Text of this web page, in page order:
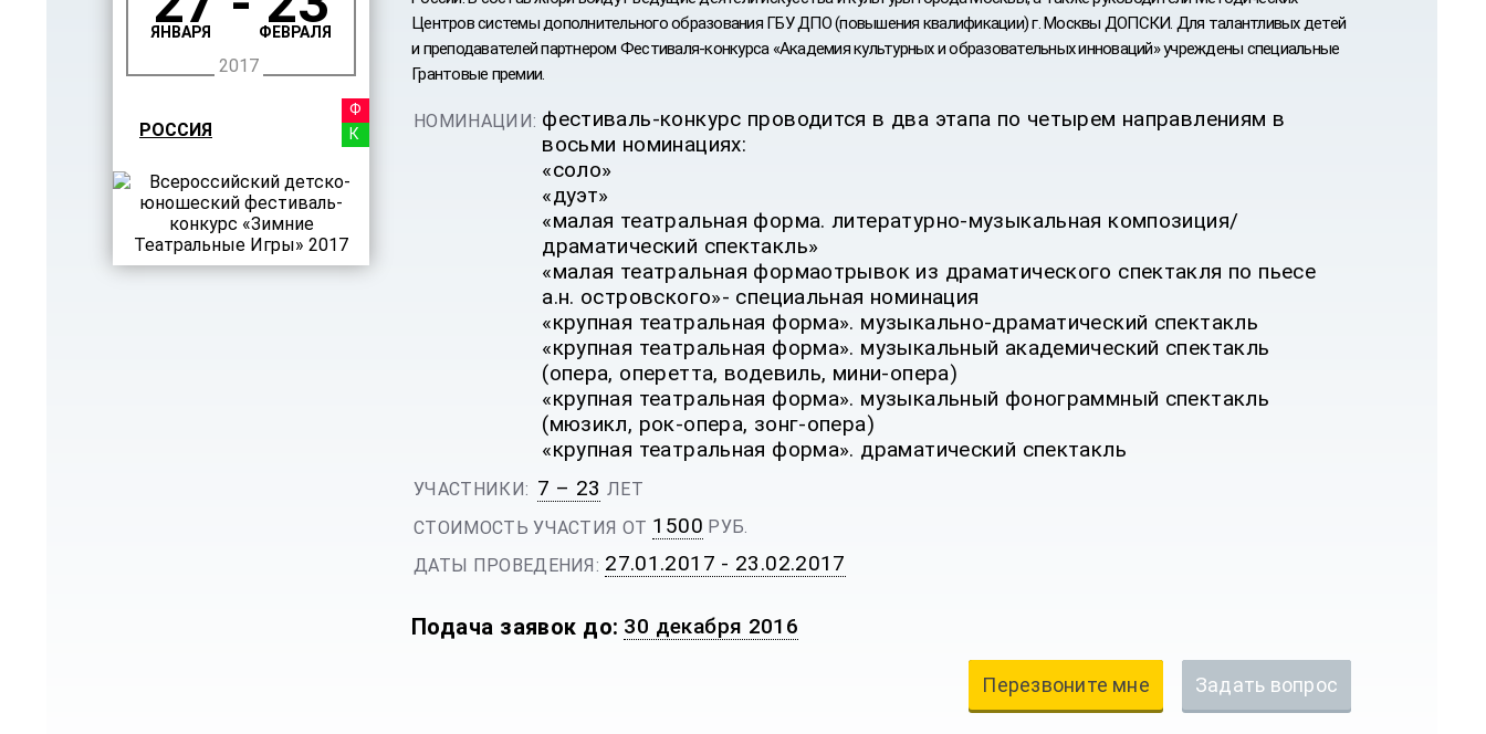
ЯНВАРЯ ФЕВРАЛЯ
2017
ФЕСТИВАЛЬ
КОНКУРС
РОССИЯ
Центров системы дополнительного образования ГБУ ДПО (повышения квалификации) г. Москвы ДОПСКИ. Для талантливых детей
и преподавателей партнером Фестиваля-конкурса «Академия культурных и образовательных инноваций» учреждены специальные
Грантовые премии.
НОМИНАЦИИ: фестиваль-конкурс проводится в два этапа по четырем направлениям в
восьми номинациях:
«соло»
«дуэт»
«малая театральная форма. литературно-музыкальная композиция/
драматический спектакль»
«малая театральная формаотрывок из драматического спектакля по пьесе
а.н. островского»- специальная номинация
«крупная театральная форма». музыкально-драматический спектакль
«крупная театральная форма». музыкальный академический спектакль
(опера, оперетта, водевиль, мини-опера)
«крупная театральная форма». музыкальный фонограммный спектакль
(мюзикл, рок-опера, зонг-опера)
«крупная театральная форма». драматический спектакль
УЧАСТНИКИ: 7 – 23 ЛЕТ
СТОИМОСТЬ УЧАСТИЯ ОТ 1500 РУБ.
ДАТЫ ПРОВЕДЕНИЯ: 27.01.2017 - 23.02.2017
Подача заявок до: 30 декабря 2016
Перезвоните мне Задать вопрос